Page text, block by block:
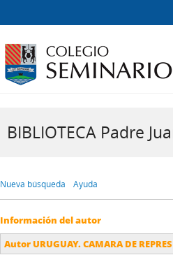
BIBLIOTECA Padre
Nueva búsqueda Ayuda
Información del autor
Autor URUGUAY. CAMARA DE